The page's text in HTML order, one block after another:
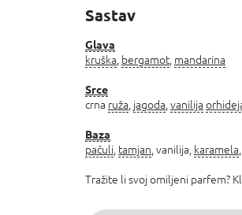
je
od
5
Sastav
Glava
kruška bergamot mandarina
Srce
crna ruža jagoda vanilija
Baza
pačuli tamjan , vanilija, karamela
Tražite li svoj omiljeni parfem?